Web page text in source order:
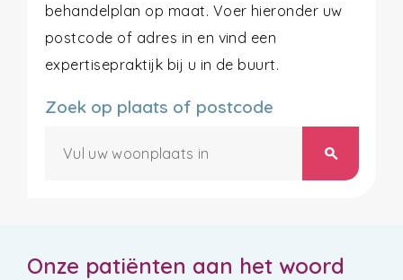
behandelplan op maat. Voer hieronder uw
postcode of adres in en vind een
expertisepraktijk bij u in de buurt.
Zoek op plaats of postcode
search
Onze patiënten aan het woord